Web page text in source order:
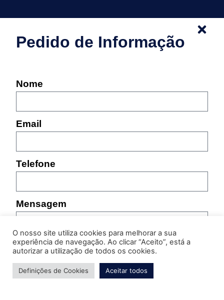
O nosso site utiliza cookies para melhorar a sua
experiência de navegação. Ao clicar “Aceito”, está a
autorizar a utilização de todos os cookies.
Definições de Cookies Aceitar todos
Pedido de Informação
Nome
Email
Telefone
Mensagem
Por favor, indique as características do produto sobre